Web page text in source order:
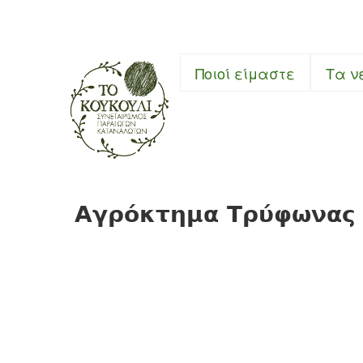
Ποιοί είμαστε Τα
Αγρόκτημα Τρύφωνας